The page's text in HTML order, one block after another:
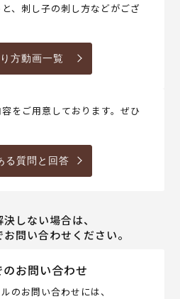
、刺し子の刺し方などがござ
方動画一覧
をご用意しております。ぜひ
る質問と回答
しない場合は、
問い合わせください。
のお問い合わせ
のお問い合わせには、